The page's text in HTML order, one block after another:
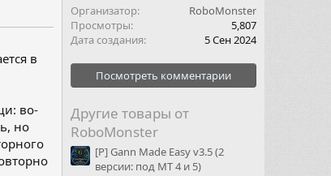
в
во-
но
Организатор
RoboMonster
Просмотры
5,807
Дата создания
5 Сен 2024
Посмотреть комментарии
Другие товары от
RoboMonster
[P] Gann Made Easy v3.5 (2
версии: под МТ 4 и 5)